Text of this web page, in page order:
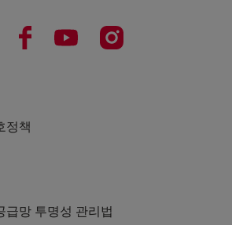
정책
급망 투명성 관리법